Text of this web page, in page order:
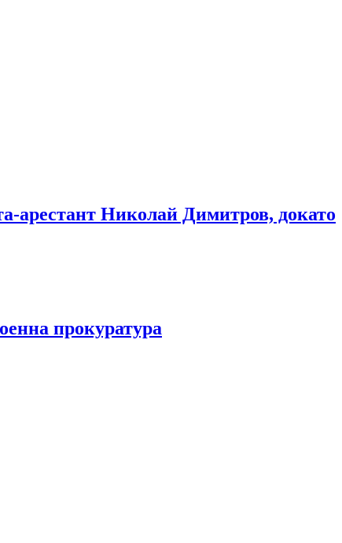
арестант Николай Димитров, докато
прокуратура